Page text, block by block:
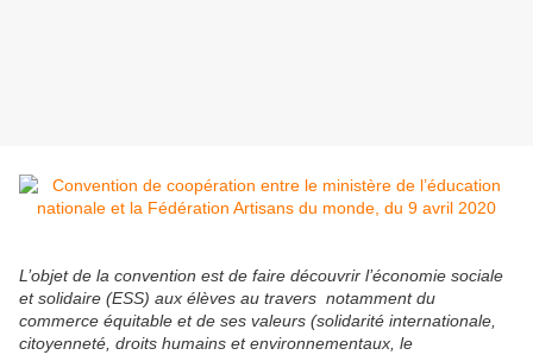
L’objet de la convention est de faire découvrir l’économie sociale
et solidaire (ESS) aux élèves au travers notamment du
commerce équitable et de ses valeurs (solidarité internationale,
citoyenneté, droits humains et environnementaux, le